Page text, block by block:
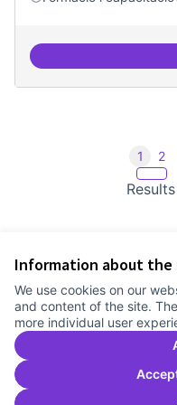
Information about the
We use cookies on our
and content of the site.
more individual user
1 2
Cookie settings
Comunitat Canòdrom at
(External link)
Comunitat Canòdrom at
(External link)
Comunitat Canòdrom at
(External link)
English
Triar la llenguaElegir el